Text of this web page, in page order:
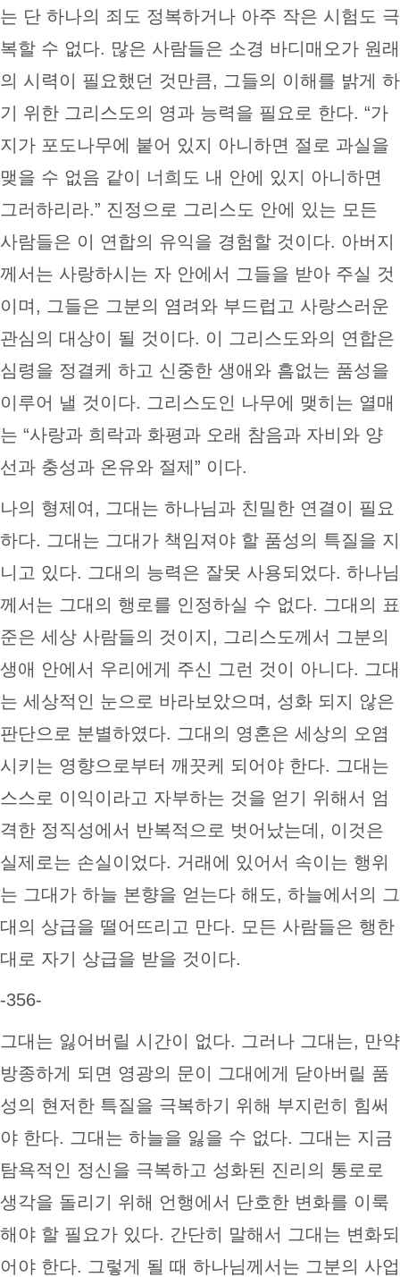
는 단 하나의 죄도 정복하거나 아주 작은 시험도 극
복할 수 없다. 많은 사람들은 소경 바디매오가 원래
의 시력이 필요했던 것만큼, 그들의 이해를 밝게 하
기 위한 그리스도의 영과 능력을 필요로 한다. “가
지가 포도나무에 붙어 있지 아니하면 절로 과실을
맺을 수 없음 같이 너희도 내 안에 있지 아니하면
그러하리라.” 진정으로 그리스도 안에 있는 모든
사람들은 이 연합의 유익을 경험할 것이다. 아버지
께서는 사랑하시는 자 안에서 그들을 받아 주실 것
이며, 그들은 그분의 염려와 부드럽고 사랑스러운
관심의 대상이 될 것이다. 이 그리스도와의 연합은
심령을 정결케 하고 신중한 생애와 흠없는 품성을
이루어 낼 것이다. 그리스도인 나무에 맺히는 열매
는 “사랑과 희락과 화평과 오래 참음과 자비와 양
선과 충성과 온유와 절제” 이다.
나의 형제여, 그대는 하나님과 친밀한 연결이 필요
하다. 그대는 그대가 책임져야 할 품성의 특질을 지
니고 있다. 그대의 능력은 잘못 사용되었다. 하나님
께서는 그대의 행로를 인정하실 수 없다. 그대의 표
준은 세상 사람들의 것이지, 그리스도께서 그분의
생애 안에서 우리에게 주신 그런 것이 아니다. 그대
는 세상적인 눈으로 바라보았으며, 성화 되지 않은
판단으로 분별하였다. 그대의 영혼은 세상의 오염
시키는 영향으로부터 깨끗케 되어야 한다. 그대는
스스로 이익이라고 자부하는 것을 얻기 위해서 엄
격한 정직성에서 반복적으로 벗어났는데, 이것은
실제로는 손실이었다. 거래에 있어서 속이는 행위
는 그대가 하늘 본향을 얻는다 해도, 하늘에서의 그
대의 상급을 떨어뜨리고 만다. 모든 사람들은 행한
대로 자기 상급을 받을 것이다.
-356-
그대는 잃어버릴 시간이 없다. 그러나 그대는, 만약
방종하게 되면 영광의 문이 그대에게 닫아버릴 품
성의 현저한 특질을 극복하기 위해 부지런히 힘써
야 한다. 그대는 하늘을 잃을 수 없다. 그대는 지금
탐욕적인 정신을 극복하고 성화된 진리의 통로로
생각을 돌리기 위해 언행에서 단호한 변화를 이룩
해야 할 필요가 있다. 간단히 말해서 그대는 변화되
어야 한다. 그렇게 될 때 하나님께서는 그분의 사업